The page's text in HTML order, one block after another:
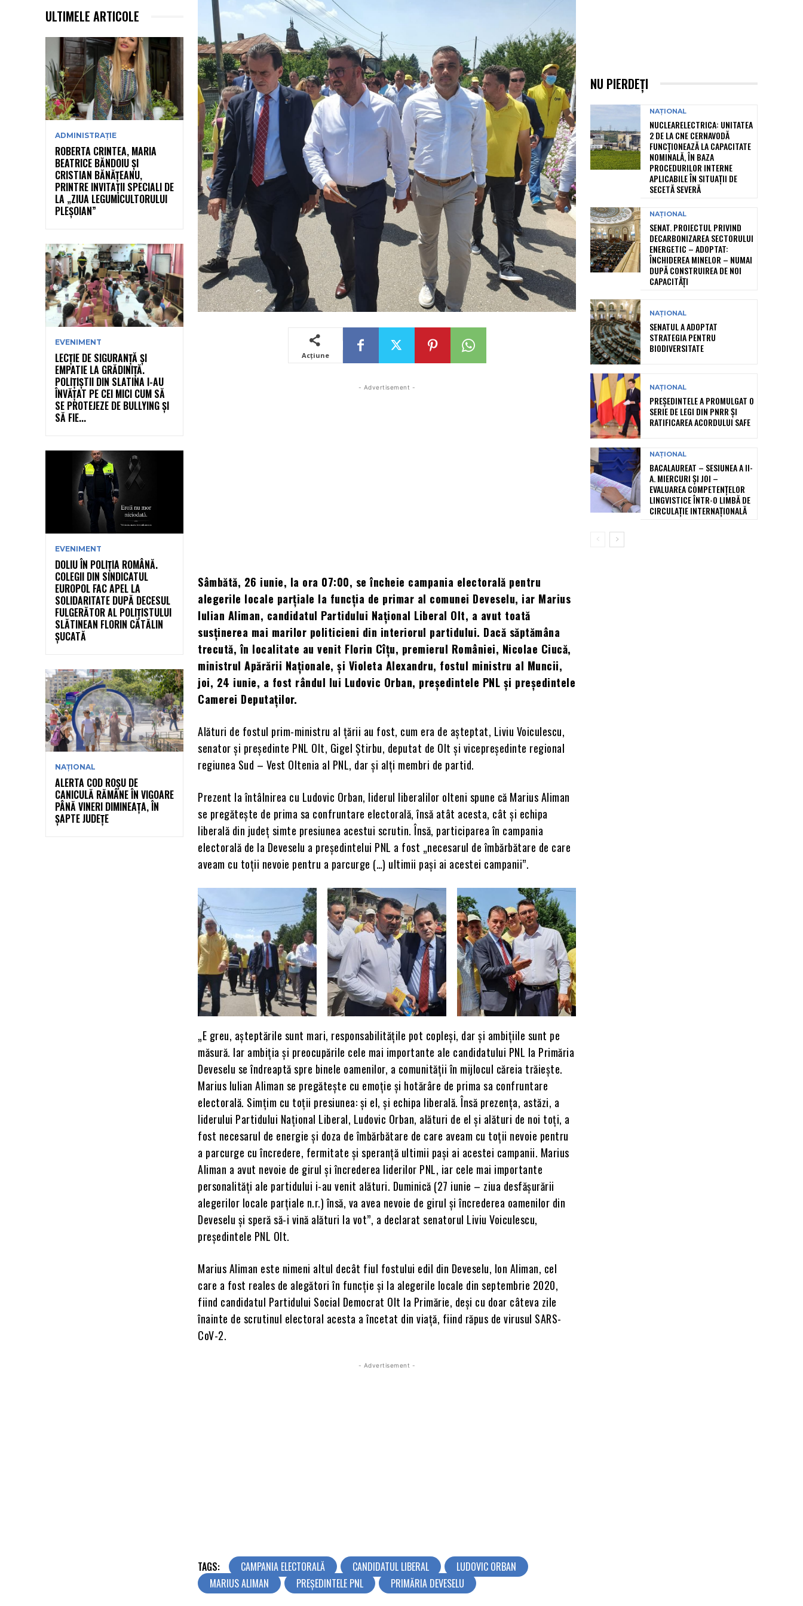
ULTIMELE ARTICOLE
ADMINISTRAȚIE
ROBERTA CRINTEA, MARIA
BEATRICE BĂNDOIU ȘI
CRISTIAN BĂNĂȚEANU,
PRINTRE INVITAȚII SPECIALI DE
LA „ZIUA LEGUMICULTORULUI
PLEȘOIAN”
EVENIMENT
LECȚIE DE SIGURANȚĂ ȘI
EMPATIE LA GRĂDINIȚĂ.
POLIȚIȘTII DIN SLATINA I-AU
ÎNVĂȚAT PE CEI MICI CUM SĂ
SE PROTEJEZE DE BULLYING ȘI
SĂ FIE...
EVENIMENT
DOLIU ÎN POLIȚIA ROMÂNĂ.
COLEGII DIN SINDICATUL
EUROPOL FAC APEL LA
SOLIDARITATE DUPĂ DECESUL
FULGERĂTOR AL POLIȚISTULUI
SLĂTINEAN FLORIN CĂTĂLIN
ȘUCATĂ
NAȚIONAL
ALERTA COD ROȘU DE
CANICULĂ RĂMÂNE ÎN VIGOARE
PÂNĂ VINERI DIMINEAȚA, ÎN
ȘAPTE JUDEȚE
Acțiune
- Advertisement -
Sâmbătă, 26 iunie, la ora 07:00, se încheie campania electorală pentru
alegerile locale parțiale la funcția de primar al comunei Deveselu, iar Marius
Iulian Aliman, candidatul Partidului Național Liberal Olt, a avut toată
susținerea mai marilor politicieni din interiorul partidului. Dacă săptămâna
trecută, în localitate au venit Florin Cîțu, premierul României, Nicolae Ciucă,
ministrul Apărării Naționale, și Violeta Alexandru, fostul ministru al Muncii,
joi, 24 iunie, a fost rândul lui Ludovic Orban, președintele PNL și președintele
Camerei Deputaților.
Alături de fostul prim-ministru al țării au fost, cum era de așteptat, Liviu Voiculescu,
senator și președinte PNL Olt, Gigel Știrbu, deputat de Olt și vicepreședinte regional
regiunea Sud – Vest Oltenia al PNL, dar și alți membri de partid.
Prezent la întâlnirea cu Ludovic Orban, liderul liberalilor olteni spune că Marius Aliman
se pregătește de prima sa confruntare electorală, însă atât acesta, cât și echipa
liberală din județ simte presiunea acestui scrutin. Însă, participarea în campania
electorală de la Deveselu a președintelui PNL a fost „necesarul de îmbărbătare de care
aveam cu toții nevoie pentru a parcurge (…) ultimii pași ai acestei campanii”.
„E greu, așteptările sunt mari, responsabilitățile pot copleși, dar și ambițiile sunt pe
măsură. Iar ambiția și preocupările cele mai importante ale candidatului PNL la Primăria
Deveselu se îndreaptă spre binele oamenilor, a comunității în mijlocul căreia trăiește.
Marius Iulian Aliman se pregătește cu emoție și hotărâre de prima sa confruntare
electorală. Simțim cu toții presiunea: și el, și echipa liberală. Însă prezența, astăzi, a
liderului Partidului Național Liberal, Ludovic Orban, alături de el și alături de noi toți, a
fost necesarul de energie și doza de îmbărbătare de care aveam cu toții nevoie pentru
a parcurge cu încredere, fermitate și speranță ultimii pași ai acestei campanii. Marius
Aliman a avut nevoie de girul și încrederea liderilor PNL, iar cele mai importante
personalități ale partidului i-au venit alături. Duminică (27 iunie – ziua desfășurării
alegerilor locale parțiale n.r.) însă, va avea nevoie de girul și încrederea oamenilor din
Deveselu și speră să-i vină alături la vot”, a declarat senatorul Liviu Voiculescu,
președintele PNL Olt.
Marius Aliman este nimeni altul decât fiul fostului edil din Deveselu, Ion Aliman, cel
care a fost reales de alegători în funcție și la alegerile locale din septembrie 2020,
fiind candidatul Partidului Social Democrat Olt la Primărie, deși cu doar câteva zile
înainte de scrutinul electoral acesta a încetat din viață, fiind răpus de virusul SARS-
CoV-2.
- Advertisement -
TAGS: CAMPANIA ELECTORALĂ CANDIDATUL LIBERAL
LUDOVIC ORBAN
MARIUS ALIMAN
PREȘEDINTELE PNL PRIMĂRIA DEVESELU
NU PIERDEȚI
NAȚIONAL
NUCLEARELECTRICA: UNITATEA
2 DE LA CNE CERNAVODĂ
FUNCȚIONEAZĂ LA CAPACITATE
NOMINALĂ, ÎN BAZA
PROCEDURILOR INTERNE
APLICABILE ÎN SITUAȚII DE
SECETĂ SEVERĂ
NAȚIONAL
SENAT. PROIECTUL PRIVIND
DECARBONIZAREA SECTORULUI
ENERGETIC – ADOPTAT:
ÎNCHIDEREA MINELOR – NUMAI
DUPĂ CONSTRUIREA DE NOI
CAPACITĂȚI
NAȚIONAL
SENATUL A ADOPTAT
STRATEGIA PENTRU
BIODIVERSITATE
NAȚIONAL
PREȘEDINTELE A PROMULGAT O
SERIE DE LEGI DIN PNRR ȘI
RATIFICAREA ACORDULUI SAFE
NAȚIONAL
BACALAUREAT – SESIUNEA A II-
A. MIERCURI ȘI JOI –
EVALUAREA COMPETENȚELOR
LINGVISTICE ÎNTR-O LIMBĂ DE
CIRCULAȚIE INTERNAȚIONALĂ